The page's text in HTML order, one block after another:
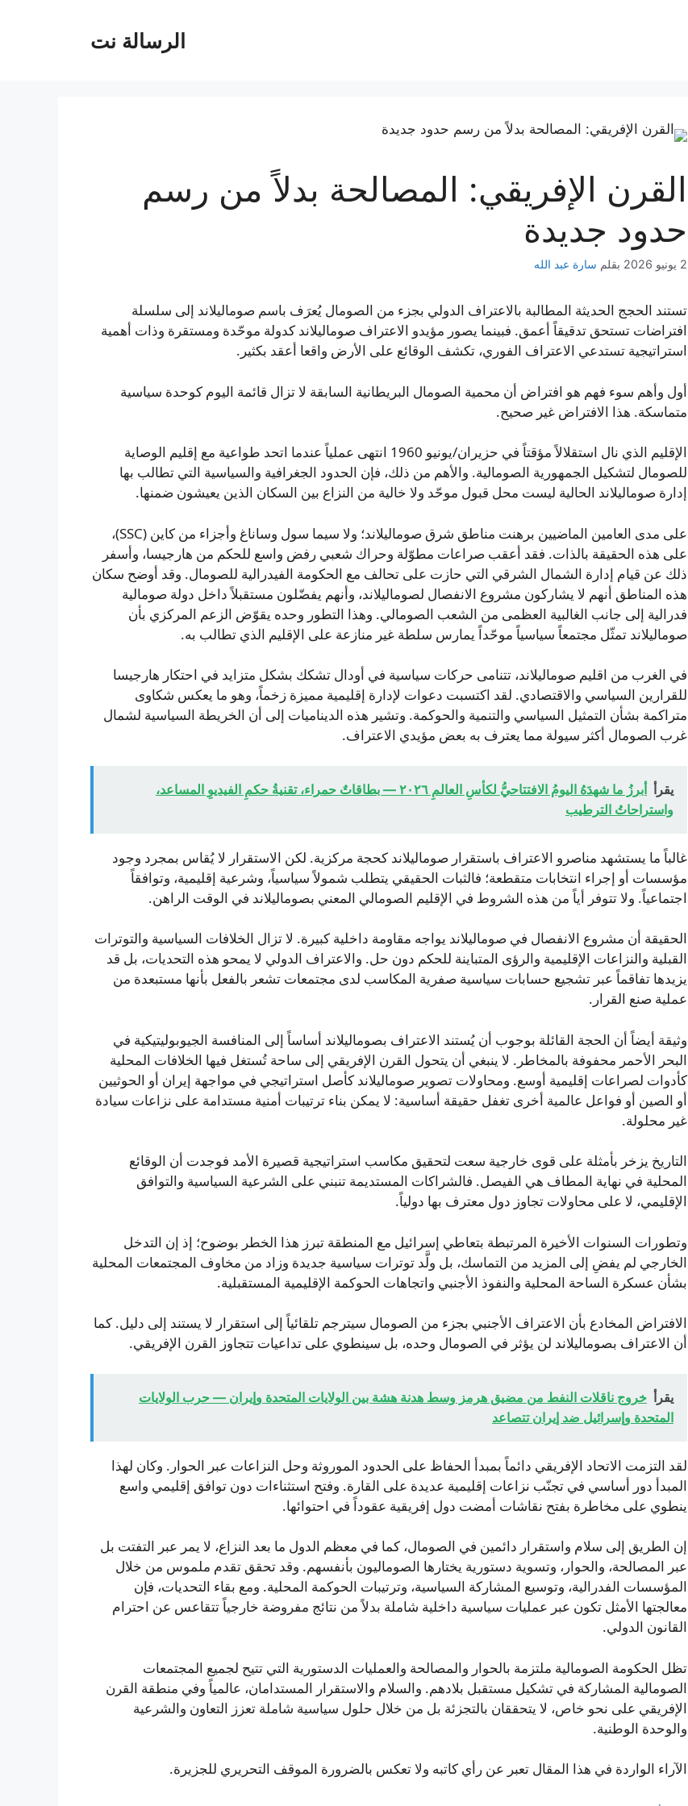
الرسالة نت
القرن الإفريقي: المصالحة بدلاً من رسم
حدود جديدة
2 يونيو 2026 بقلم سارة عبد الله
تستند الحجج الحديثة المطالبة بالاعتراف الدولي بجزء من الصومال يُعرَف باسم صوماليلاند إلى سلسلة
افتراضات تستحق تدقيقاً أعمق. فبينما يصور مؤيدو الاعتراف صوماليلاند كدولة موحّدة ومستقرة وذات أهمية
استراتيجية تستدعي الاعتراف الفوري، تكشف الوقائع على الأرض واقعا أعقد بكثير.
أول وأهم سوء فهم هو افتراض أن محمية الصومال البريطانية السابقة لا تزال قائمة اليوم كوحدة سياسية
متماسكة. هذا الافتراض غير صحيح.
الإقليم الذي نال استقلالاً مؤقتاً في حزيران/يونيو 1960 انتهى عملياً عندما اتحد طواعية مع إقليم الوصاية
للصومال لتشكيل الجمهورية الصومالية. والأهم من ذلك، فإن الحدود الجغرافية والسياسية التي تطالب بها
إدارة صوماليلاند الحالية ليست محل قبول موحّد ولا خالية من النزاع بين السكان الذين يعيشون ضمنها.
على مدى العامين الماضيين برهنت مناطق شرق صوماليلاند؛ ولا سيما سول وساناغ وأجزاء من كاين (SSC)،
على هذه الحقيقة بالذات. فقد أعقب صراعات مطوّلة وحراك شعبي رفض واسع للحكم من هارجيسا، وأسفر
ذلك عن قيام إدارة الشمال الشرقي التي حازت على تحالف مع الحكومة الفيدرالية للصومال. وقد أوضح سكان
هذه المناطق أنهم لا يشاركون مشروع الانفصال لصوماليلاند، وأنهم يفضّلون مستقبلاً داخل دولة صومالية
فدرالية إلى جانب الغالبية العظمى من الشعب الصومالي. وهذا التطور وحده يقوّض الزعم المركزي بأن
صوماليلاند تمثّل مجتمعاً سياسياً موحّداً يمارس سلطة غير منازعة على الإقليم الذي تطالب به.
في الغرب من اقليم صوماليلاند، تتنامى حركات سياسية في أودال تشكك بشكل متزايد في احتكار هارجيسا
للقرارين السياسي والاقتصادي. لقد اكتسبت دعوات لإدارة إقليمية مميزة زخماً، وهو ما يعكس شكاوى
متراكمة بشأن التمثيل السياسي والتنمية والحوكمة. وتشير هذه الديناميات إلى أن الخريطة السياسية لشمال
غرب الصومال أكثر سيولة مما يعترف به بعض مؤيدي الاعتراف.
يقرأ
أبرزُ ما شهدَهُ اليومُ الافتتاحيُّ لكأسِ العالمِ ٢٠٢٦ — بطاقاتٌ حمراء، تقنيةُ حكمِ الفيديوِ المساعد،
واستراحاتُ الترطيب
غالباً ما يستشهد مناصرو الاعتراف باستقرار صوماليلاند كحجة مركزية. لكن الاستقرار لا يُقاس بمجرد وجود
مؤسسات أو إجراء انتخابات متقطعة؛ فالثبات الحقيقي يتطلب شمولاً سياسياً، وشرعية إقليمية، وتوافقاً
اجتماعياً. ولا تتوفر أياً من هذه الشروط في الإقليم الصومالي المعني بصوماليلاند في الوقت الراهن.
الحقيقة أن مشروع الانفصال في صوماليلاند يواجه مقاومة داخلية كبيرة. لا تزال الخلافات السياسية والتوترات
القبلية والنزاعات الإقليمية والرؤى المتباينة للحكم دون حل. والاعتراف الدولي لا يمحو هذه التحديات، بل قد
يزيدها تفاقماً عبر تشجيع حسابات سياسية صفرية المكاسب لدى مجتمعات تشعر بالفعل بأنها مستبعدة من
عملية صنع القرار.
وثيقة أيضاً أن الحجة القائلة بوجوب أن يُستند الاعتراف بصوماليلاند أساساً إلى المنافسة الجيوبوليتيكية في
البحر الأحمر محفوفة بالمخاطر. لا ينبغي أن يتحول القرن الإفريقي إلى ساحة تُستغل فيها الخلافات المحلية
كأدوات لصراعات إقليمية أوسع. ومحاولات تصوير صوماليلاند كأصل استراتيجي في مواجهة إيران أو الحوثيين
أو الصين أو فواعل عالمية أخرى تغفل حقيقة أساسية: لا يمكن بناء ترتيبات أمنية مستدامة على نزاعات سيادة
غير محلولة.
التاريخ يزخر بأمثلة على قوى خارجية سعت لتحقيق مكاسب استراتيجية قصيرة الأمد فوجدت أن الوقائع
المحلية في نهاية المطاف هي الفيصل. فالشراكات المستديمة تنبني على الشرعية السياسية والتوافق
الإقليمي، لا على محاولات تجاوز دول معترف بها دولياً.
وتطورات السنوات الأخيرة المرتبطة بتعاطي إسرائيل مع المنطقة تبرز هذا الخطر بوضوح؛ إذ إن التدخل
الخارجي لم يفضِ إلى المزيد من التماسك، بل ولَّد توترات سياسية جديدة وزاد من مخاوف المجتمعات المحلية
بشأن عسكرة الساحة المحلية والنفوذ الأجنبي واتجاهات الحوكمة الإقليمية المستقبلية.
الافتراض المخادع بأن الاعتراف الأجنبي بجزء من الصومال سيترجم تلقائياً إلى استقرار لا يستند إلى دليل. كما
أن الاعتراف بصوماليلاند لن يؤثر في الصومال وحده، بل سينطوي على تداعيات تتجاوز القرن الإفريقي.
يقرأ خروج ناقلات النفط من مضيق هرمز وسط هدنة هشة بين الولايات المتحدة وإيران — حرب الولايات
المتحدة وإسرائيل ضد إيران تتصاعد
لقد التزمت الاتحاد الإفريقي دائماً بمبدأ الحفاظ على الحدود الموروثة وحل النزاعات عبر الحوار. وكان لهذا
المبدأ دور أساسي في تجنّب نزاعات إقليمية عديدة على القارة. وفتح استثناءات دون توافق إقليمي واسع
ينطوي على مخاطرة بفتح نقاشات أمضت دول إفريقية عقوداً في احتوائها.
إن الطريق إلى سلام واستقرار دائمين في الصومال، كما في معظم الدول ما بعد النزاع، لا يمر عبر التفتت بل
عبر المصالحة، والحوار، وتسوية دستورية يختارها الصوماليون بأنفسهم. وقد تحقق تقدم ملموس من خلال
المؤسسات الفدرالية، وتوسيع المشاركة السياسية، وترتيبات الحوكمة المحلية. ومع بقاء التحديات، فإن
معالجتها الأمثل تكون عبر عمليات سياسية داخلية شاملة بدلاً من نتائج مفروضة خارجياً تتقاعس عن احترام
القانون الدولي.
تظل الحكومة الصومالية ملتزمة بالحوار والمصالحة والعمليات الدستورية التي تتيح لجميع المجتمعات
الصومالية المشاركة في تشكيل مستقبل بلادهم. والسلام والاستقرار المستدامان، عالمياً وفي منطقة القرن
الإفريقي على نحو خاص، لا يتحققان بالتجزئة بل من خلال حلول سياسية شاملة تعزز التعاون والشرعية
والوحدة الوطنية.
الآراء الواردة في هذا المقال تعبر عن رأي كاتبه ولا تعكس بالضرورة الموقف التحريري للجزيرة.